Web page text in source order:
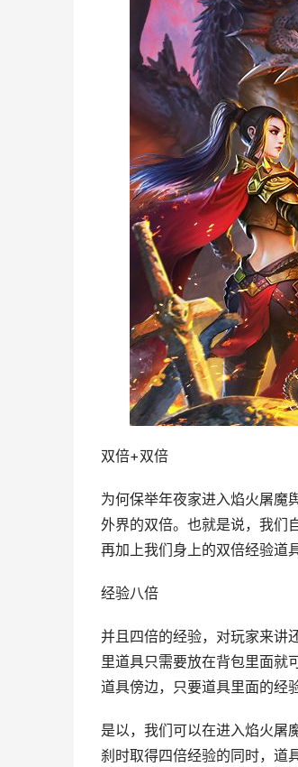
双倍+双倍
为何保举年夜家进入焰火屠魔
外界的双倍。也就是说，我们
再加上我们身上的双倍经验道
经验八倍
并且四倍的经验，对玩家来讲
里道具只需要放在背包里面就
道具傍边，只要道具里面的经
是以，我们可以在进入焰火屠
刹时取得四倍经验的同时，道